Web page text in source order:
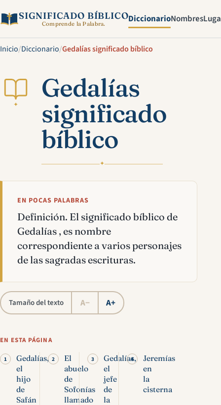
SIGNIFICADO BÍBLICO
Comprende la Palabra. DiccionarioNombres
Inicio/Diccionario/Gedalías significado bíblico
✦
Gedalías
significado
bíblico
✦
EN POCAS PALABRAS
Definición. El significado bíblico de
Gedalías , es nombre
correspondiente a varios personajes
de las sagradas escrituras.
Tamaño del texto A− A+
EN ESTA PÁGINA
Gedalías,
el
hijo
de
Safán
El
abuelo
de
Sofonías
llamado
Gedalías,
el
jefe
de
la
Jeremías
en
la
cisterna